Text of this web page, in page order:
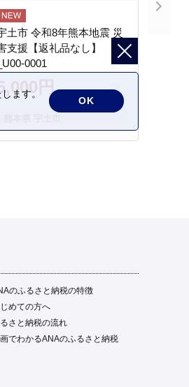
土市 令和8年熊本地震 災
支援【返礼品なし】
_U00-0001
円
のふるさと納税の特徴
めての方へ
さと納税の流れ
でわかるANAのふるさと納税
ます。
OK